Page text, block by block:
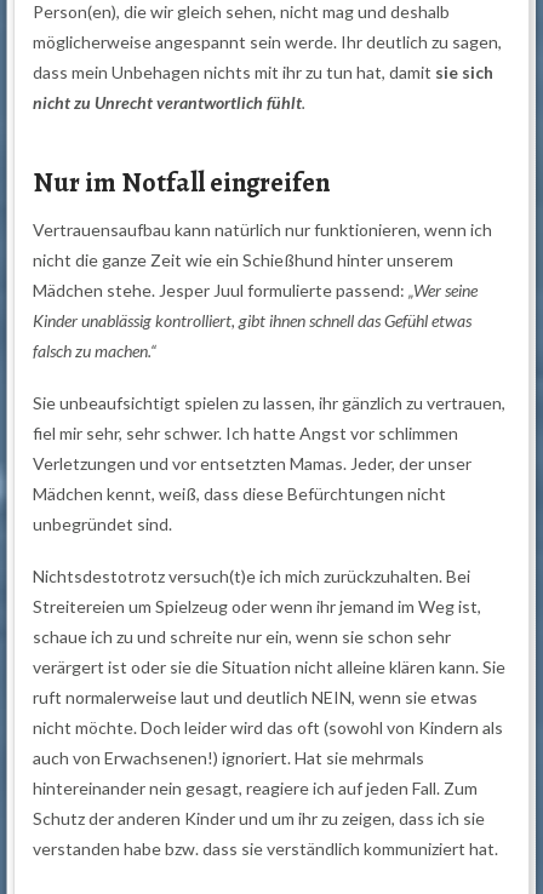
Person(en), die wir gleich sehen, nicht mag und deshalb
möglicherweise angespannt sein werde. Ihr deutlich zu sagen,
dass mein Unbehagen nichts mit ihr zu tun hat, damit sie sich
nicht zu Unrecht verantwortlich fühlt.
Nur im Notfall eingreifen
Vertrauensaufbau kann natürlich nur funktionieren, wenn ich
nicht die ganze Zeit wie ein Schießhund hinter unserem
Mädchen stehe. Jesper Juul formulierte passend:„Wer seine
Kinder unablässig kontrolliert, gibt ihnen schnell das Gefühl etwas
falsch zu machen.“
Sie unbeaufsichtigt spielen zu lassen, ihr gänzlich zu vertrauen,
fiel mir sehr, sehr schwer. Ich hatte Angst vor schlimmen
Verletzungen und vor entsetzten Mamas. Jeder, der unser
Mädchen kennt, weiß, dass diese Befürchtungen nicht
unbegründet sind.
Nichtsdestotrotz versuch(t)e ich mich zurückzuhalten. Bei
Streitereien um Spielzeug oder wenn ihr jemand im Weg ist,
schaue ich zu und schreite nur ein, wenn sie schon sehr
verärgert ist oder sie die Situation nicht alleine klären kann. Sie
ruft normalerweise laut und deutlich NEIN, wenn sie etwas
nicht möchte. Doch leider wird das oft (sowohl von Kindern als
auch von Erwachsenen!) ignoriert. Hat sie mehrmals
hintereinander nein gesagt, reagiere ich auf jeden Fall. Zum
Schutz der anderen Kinder und um ihr zu zeigen, dass ich sie
verstanden habe bzw. dass sie verständlich kommuniziert hat.